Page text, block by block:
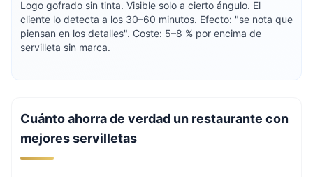
Logo gofrado sin tinta. Visible solo a cierto ángulo. El
cliente lo detecta a los 30–60 minutos. Efecto: "se nota que
piensan en los detalles". Coste: 5–8 % por encima de
servilleta sin marca.
Cuánto ahorra de verdad un restaurante con
mejores servilletas